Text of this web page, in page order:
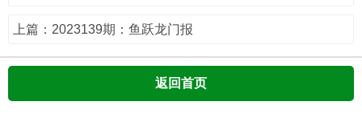
上篇：2023139期：鱼跃龙门报
返回首页